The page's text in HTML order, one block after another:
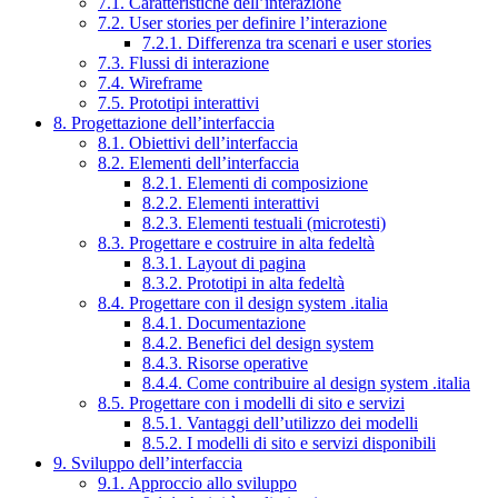
7.2. User stories per definire l’interazione
7.2.1. Differenza tra scenari e user stories
7.3. Flussi di interazione
7.4. Wireframe
7.5. Prototipi interattivi
8. Progettazione dell’interfaccia
8.1. Obiettivi dell’interfaccia
8.2. Elementi dell’interfaccia
8.2.1. Elementi di composizione
8.2.2. Elementi interattivi
8.2.3. Elementi testuali (microtesti)
8.3. Progettare e costruire in alta fedeltà
8.3.1. Layout di pagina
8.3.2. Prototipi in alta fedeltà
8.4. Progettare con il design system .italia
8.4.1. Documentazione
8.4.2. Benefici del design system
8.4.3. Risorse operative
8.4.4. Come contribuire al design system .italia
8.5. Progettare con i modelli di sito e servizi
8.5.1. Vantaggi dell’utilizzo dei modelli
8.5.2. I modelli di sito e servizi disponibili
9. Sviluppo dell’interfaccia
9.1. Approccio allo sviluppo